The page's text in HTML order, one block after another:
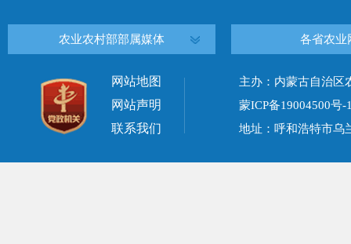
农业农村部部属媒体 各省农业
网站地图
网站声明
联系我们
主办：内蒙古自治
蒙ICP备19004500号-
地址：呼和浩特市